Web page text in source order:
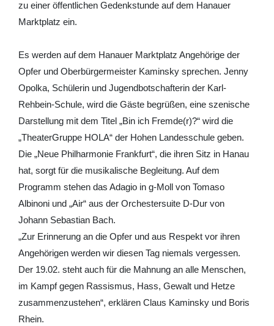
zu einer öffentlichen Gedenkstunde auf dem Hanauer
Marktplatz ein.
Es werden auf dem Hanauer Marktplatz Angehörige der
Opfer und Oberbürgermeister Kaminsky sprechen. Jenny
Opolka, Schülerin und Jugendbotschafterin der Karl-
Rehbein-Schule, wird die Gäste begrüßen, eine szenische
Darstellung mit dem Titel „Bin ich Fremde(r)?“ wird die
„TheaterGruppe HOLA“ der Hohen Landesschule geben.
Die „Neue Philharmonie Frankfurt“, die ihren Sitz in Hanau
hat, sorgt für die musikalische Begleitung. Auf dem
Programm stehen das Adagio in g-Moll von Tomaso
Albinoni und „Air“ aus der Orchestersuite D-Dur von
Johann Sebastian Bach.
„Zur Erinnerung an die Opfer und aus Respekt vor ihren
Angehörigen werden wir diesen Tag niemals vergessen.
Der 19.02. steht auch für die Mahnung an alle Menschen,
im Kampf gegen Rassismus, Hass, Gewalt und Hetze
zusammenzustehen“, erklären Claus Kaminsky und Boris
Rhein.